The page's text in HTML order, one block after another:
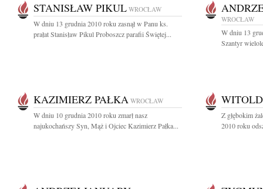
STANISŁAW PIKUL WROCŁAW
W dniu 13 grudnia 2010 roku zasnął w Panu ks.
prałat Stanisław Pikul Proboszcz parafii Świętej...
WROCŁAW
W dniu 13
Szantyr
KAZIMIERZ PAŁKA WROCŁAW
W dniu 10 grudnia 2010 roku zmarł nasz
najukochańszy Syn, Mąż i Ojciec Kazimierz Pałka...
Z głębokim
2010 roku